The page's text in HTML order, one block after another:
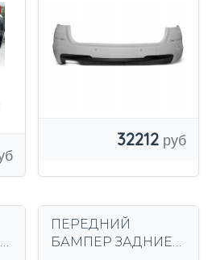
32212
ПЕРЕДНИЙ
БАМПЕР ЗАДНИЕ